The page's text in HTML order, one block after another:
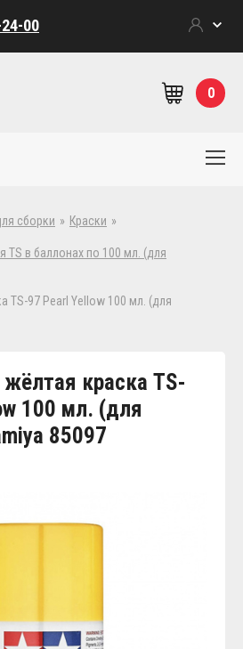
00
0
сборки » Краски »
TS в баллонах по 100 мл. (для
TS-97 Pearl Yellow 100 мл. (для
краска TS-
100 мл. (для
85097